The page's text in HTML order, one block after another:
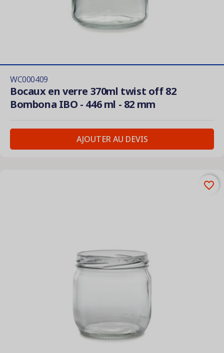
WC000409
Bocaux en verre 370ml twist off 82
Bombona IBO - 446 ml - 82 mm
AJOUTER AU DEVIS
favorite_border